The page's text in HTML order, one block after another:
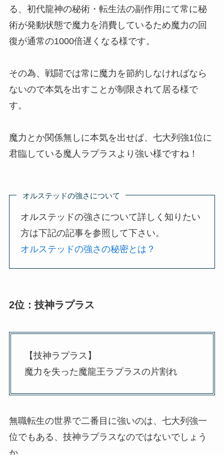
る、初代龍神の秘術・転生法の副作用にて常に秘
術が発動状態で魔力を消費しているため魔力の回
復が通常の1000倍遅くなる様です。
その為、戦闘では常に魔力を節約しなければなら
ないので本気を出すことが制限されて居る様で
す。
魔力とか関係無しに本気を出せば、七大列強1位に
君臨している魔人ラプラスより強い様ですね！
オルステッドの強さについて
オルステッドの強さについて詳しく知りたい
方は下記の記事を参照して下さい。
オルステッドの強さの秘密とは？
2位：技神ラプラス
【技神ラプラス】
魔力を失った魔龍王ラプラスの片割れ
無職転生の世界で二番目に強いのは、七大列強一
位でもある、技神ラプラスなのではないでしょう